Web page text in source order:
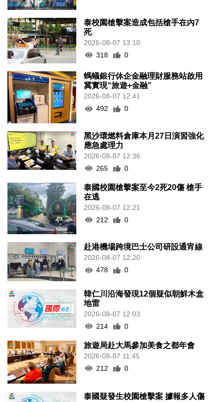
泰校園槍擊案造成包括槍手在內7
死
2026-08-07 13:10
318
0
螞蟻銀行休企金融理財服務站啟用
冀實現“旅遊+金融”
2026-08-07 12:41
492
0
黑沙環燃料倉庫本月27日演習強化
應急處理力
2026-08-07 12:36
265
0
泰國校園槍擊案至今2死20傷 槍手
在逃
2026-08-07 12:21
212
0
赴港機場跨境巴士公司研設通宵線
2026-08-07 12:20
478
0
韓仁川沿海發現12個疑似朝鮮木盒
地雷
2026-08-07 12:03
214
0
旅遊局赴大馬參加美食之都年會
2026-08-07 11:45
212
0
泰國疑發生校園槍擊案 據報多人傷